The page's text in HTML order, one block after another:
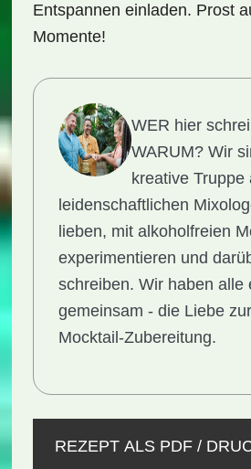
Entspannen einladen. Prost
Momente!
WER hier
WARUM?Wir
kreative Truppe
leidenschaftlichen
lieben, mit alkoholfreien
experimentieren und
schreiben. Wir haben alle
gemeinsam - die Liebe
Mocktail-Zubereitung.
REZEPT ALS PDF /